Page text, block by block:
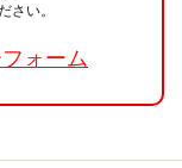
さい。
ォーム